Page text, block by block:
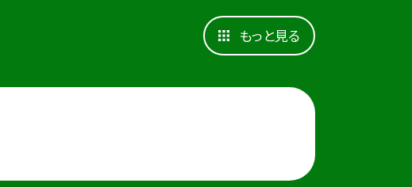
もっと見る